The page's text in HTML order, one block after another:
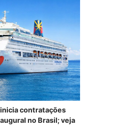
contratações
no Brasil; veja